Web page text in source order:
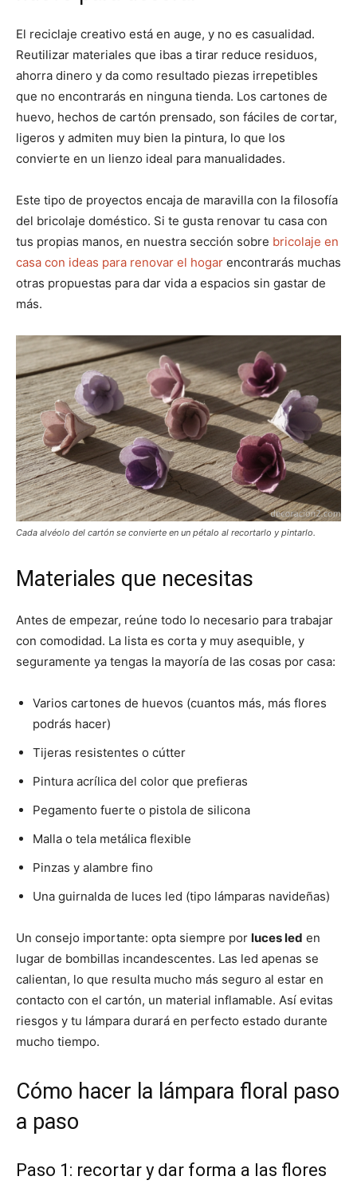
El reciclaje creativo está en auge, y no es casualidad.
Reutilizar materiales que ibas a tirar reduce residuos,
ahorra dinero y da como resultado piezas irrepetibles
que no encontrarás en ninguna tienda. Los cartones de
huevo, hechos de cartón prensado, son fáciles de cortar,
ligeros y admiten muy bien la pintura, lo que los
convierte en un lienzo ideal para manualidades.
Este tipo de proyectos encaja de maravilla con la filosofía
del bricolaje doméstico. Si te gusta renovar tu casa con
tus propias manos, en nuestra sección sobre bricolaje en
casa con ideas para renovar el hogar encontrarás muchas
otras propuestas para dar vida a espacios sin gastar de
más.
Cada alvéolo del cartón se convierte en un pétalo al recortarlo y pintarlo.
Materiales que necesitas
Antes de empezar, reúne todo lo necesario para trabajar
con comodidad. La lista es corta y muy asequible, y
seguramente ya tengas la mayoría de las cosas por casa:
Varios cartones de huevos (cuantos más, más flores
podrás hacer)
Tijeras resistentes o cútter
Pintura acrílica del color que prefieras
Pegamento fuerte o pistola de silicona
Malla o tela metálica flexible
Pinzas y alambre fino
Una guirnalda de luces led (tipo lámparas navideñas)
Un consejo importante: opta siempre por luces led en
lugar de bombillas incandescentes. Las led apenas se
calientan, lo que resulta mucho más seguro al estar en
contacto con el cartón, un material inflamable. Así evitas
riesgos y tu lámpara durará en perfecto estado durante
mucho tiempo.
Cómo hacer la lámpara floral paso
a paso
Paso 1: recortar y dar forma a las flores